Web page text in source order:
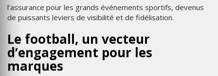
l’assurance pour les grands événements sportifs, devenus
de puissants leviers de visibilité et de fidélisation.
Le football, un vecteur
d’engagement pour les
marques